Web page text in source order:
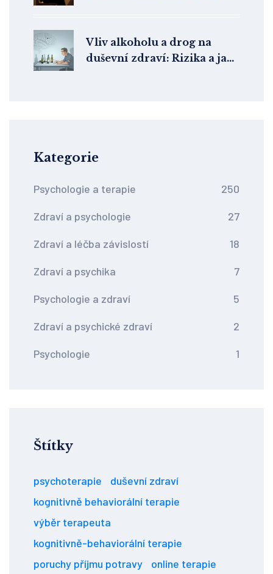
Vliv alkoholu a drog na
duševní zdraví: Rizika a jak
Kategorie
Psychologie a terapie 250
Zdraví a psychologie 27
Zdraví a léčba závislostí 18
Zdraví a psychika 7
Psychologie a zdraví 5
Zdraví a psychické zdraví 2
Psychologie 1
Štítky
psychoterapie
duševní zdraví
kognitivně behaviorální terapie
výběr terapeuta
kognitivně-behaviorální terapie
poruchy příjmu potravy
online terapie